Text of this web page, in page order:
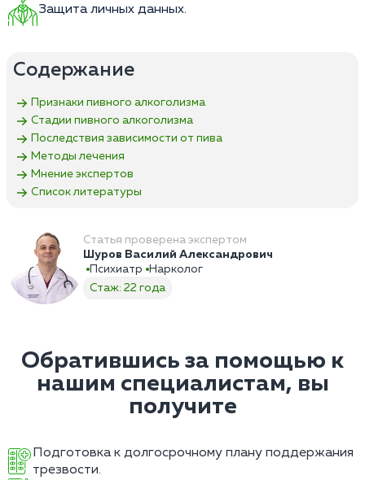
Защита личных данных.
Содержание
Признаки пивного алкоголизма
Стадии пивного алкоголизма
Последствия зависимости от пива
Методы лечения
Мнение экспертов
Список литературы
Статья проверена экспертом
Шуров Василий Александрович
Психиатр
Нарколог
Стаж: 22 года
Обратившись за помощью к
нашим специалистам, вы
получите
Подготовка к долгосрочному плану поддержания
трезвости.